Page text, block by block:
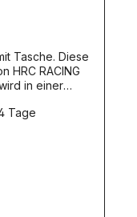
Diese
HRC RACING
in einer
LCD Display
Tage